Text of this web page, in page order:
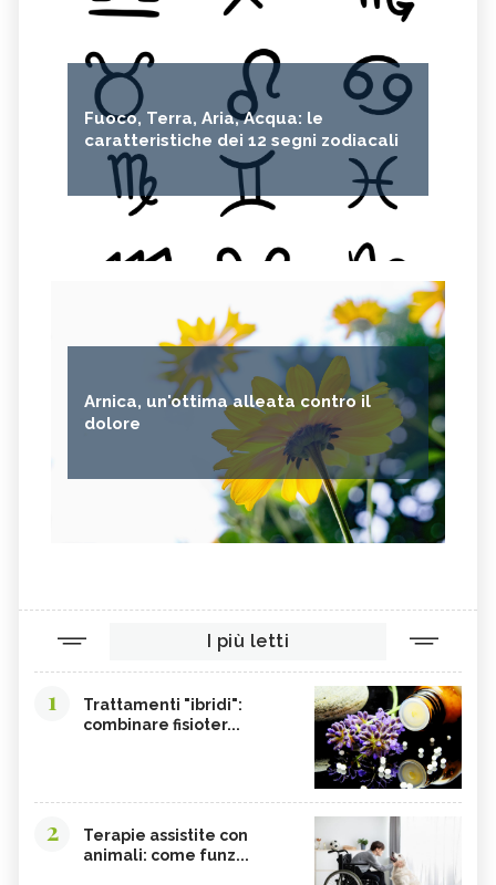
Fuoco, Terra, Aria, Acqua: le
caratteristiche dei 12 segni zodiacali
Arnica, un'ottima alleata contro il
dolore
I più letti
1
Trattamenti "ibridi":
combinare fisioter...
2
Terapie assistite con
animali: come funz...